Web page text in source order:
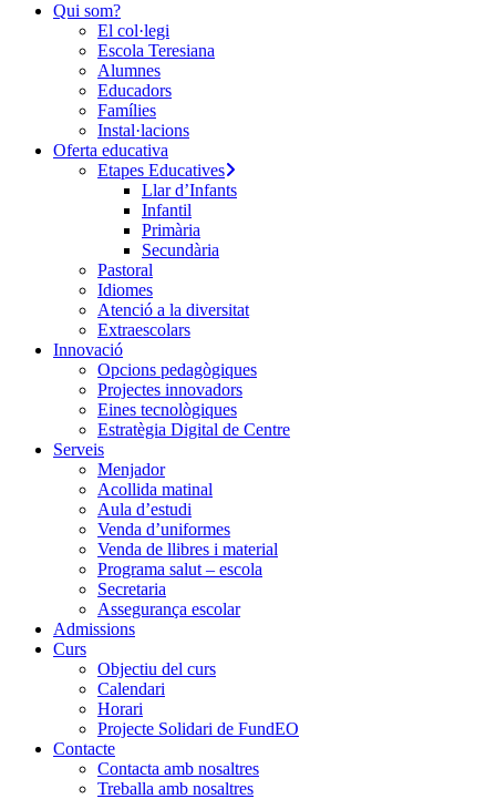
Qui som?
El col·legi
Escola Teresiana
Alumnes
Educadors
Famílies
Instal·lacions
Oferta educativa
Etapes Educatives
Llar d’Infants
Infantil
Primària
Secundària
Pastoral
Idiomes
Atenció a la diversitat
Extraescolars
Innovació
Opcions pedagògiques
Projectes innovadors
Eines tecnològiques
Estratègia Digital de Centre
Serveis
Menjador
Acollida matinal
Aula d’estudi
Venda d’uniformes
Venda de llibres i material
Programa salut – escola
Secretaria
Assegurança escolar
Admissions
Curs
Objectiu del curs
Calendari
Horari
Projecte Solidari de FundEO
Contacte
Contacta amb nosaltres
Treballa amb nosaltres